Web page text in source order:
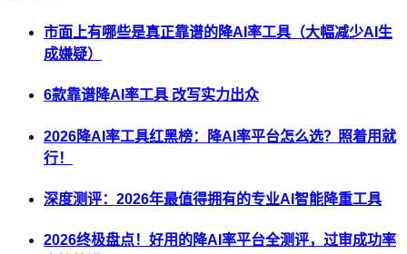
市面上有哪些是真正靠谱的降AI率工具（大幅减少AI生
成嫌疑）
6款靠谱降AI率工具 改写实力出众
2026降AI率工具红黑榜：降AI率平台怎么选？照着用就
行！
深度测评：2026年最值得拥有的专业AI智能降重工具
2026终极盘点！好用的降AI率平台全测评，过审成功率